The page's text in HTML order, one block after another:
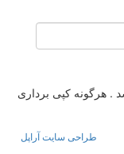
. هرگونه کپی برداری
طراحی سایت آراپل